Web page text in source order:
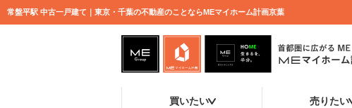
常盤平駅 中古一戸建て｜東京・千葉の不動産のことならMEマイホーム計画京葉
買いたい 売りたい